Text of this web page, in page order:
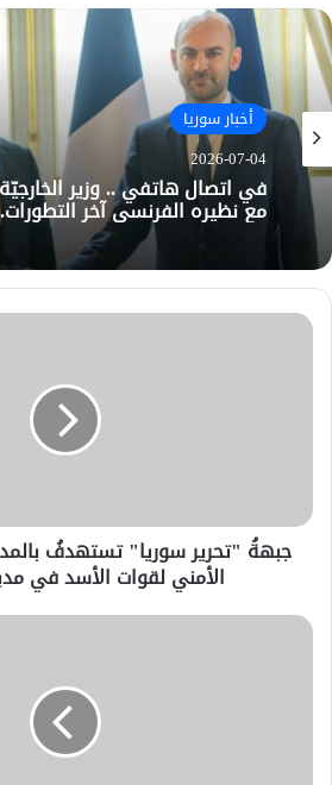
أخبار سوريا
2026-07-04
في اتصال هاتفي .. وزير
مع نظيره الفرنسي آخر التطورات.
جبهةُ "تحرير سوريا" تستهدفُ
الأمني لقوات الأسد في